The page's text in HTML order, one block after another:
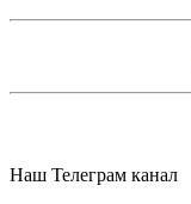
Наш Телеграм канал